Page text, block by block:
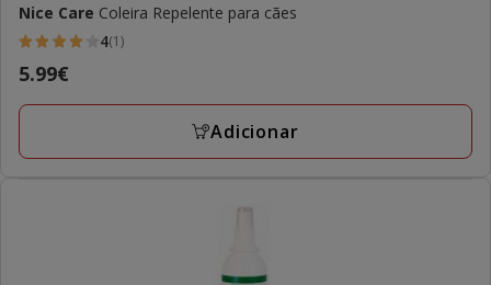
Nice Care Coleira Repelente para cães
4
estrelas
com
avaliações
4(1)
Preço
5.99€
5.99€
Adicionar